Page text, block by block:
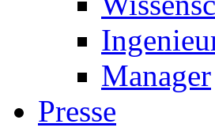
Manager
Presse